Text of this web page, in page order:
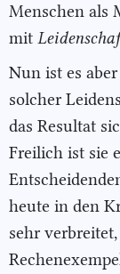
Menschen als
mit
Nun ist es
solcher
das Resultat
Freilich ist sie
heute in den
sehr